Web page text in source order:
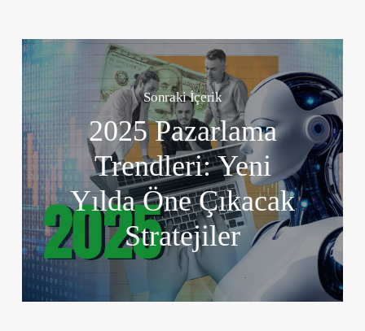
Sonraki İçerik
2025 Pazarlama
Trendleri: Yeni
Yılda Öne Çıkacak
Stratejiler